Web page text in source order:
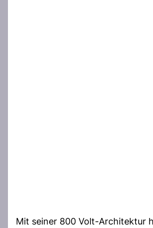
Mit seiner 800 Volt-Architektur